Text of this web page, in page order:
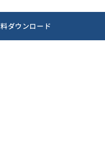
ダウンロード